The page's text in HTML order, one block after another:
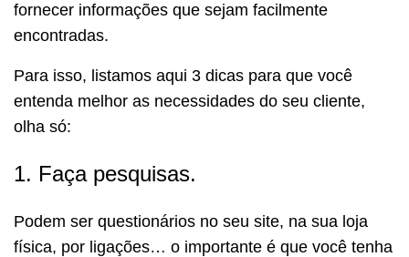
fornecer informações que sejam facilmente
encontradas.
Para isso, listamos aqui 3 dicas para que você
entenda melhor as necessidades do seu cliente,
olha só:
1. Faça pesquisas.
Podem ser questionários no seu site, na sua loja
física, por ligações… o importante é que você tenha